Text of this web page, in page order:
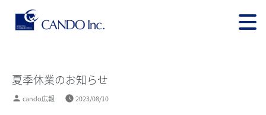
夏季休業のお知らせ
cando広報 2023/08/10